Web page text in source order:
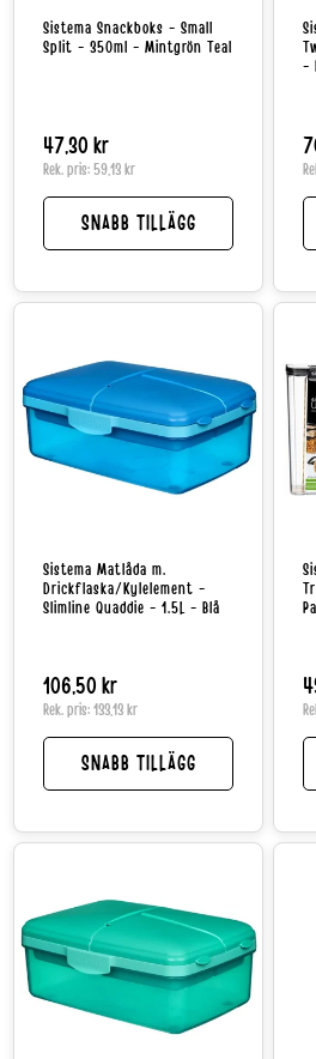
Sistema Snackboks - Small
Split - 350ml - Mintgrön Teal
Normalpris
47,30 kr
Rek. pris: 59,13 kr
SNABB TILLÄGG
-
Sistema Matlåda m.
Drickflaska/Kylelement -
Slimline Quaddie - 1.5L - Blå
Normalpris
106,50 kr
Rek. pris: 133,13 kr
SNABB TILLÄGG